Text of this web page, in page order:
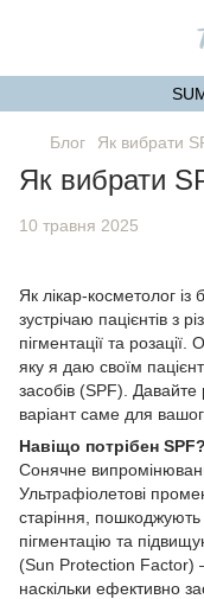
Блог Як вибрати
Як вибрати
10 травня 2025
Як лікар-косметолог із
зустрічаю пацієнтів з
пігментації та
яку я даю своїм
засобів (SPF).
варіант саме для
Навіщо потрібен SPF?
Сонячне
Ультрафіолетові
старіння,
пігментацію та
(Sun Protection Factor)
наскільки ефективно